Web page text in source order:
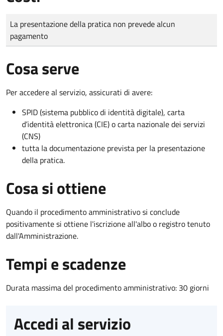
Tipo di pagamento
Importo
La presentazione della pratica non prevede alcun
pagamento
Cosa serve
Per accedere al servizio, assicurati di avere:
SPID (sistema pubblico di identità digitale), carta
d’identità elettronica (CIE) o carta nazionale dei servizi
(CNS)
tutta la documentazione prevista per la presentazione
della pratica.
Cosa si ottiene
Quando il procedimento amministrativo si conclude
positivamente si ottiene l'iscrizione all'albo o registro tenuto
dall'Amministrazione.
Tempi e scadenze
Durata massima del procedimento amministrativo: 30 giorni
Accedi al servizio